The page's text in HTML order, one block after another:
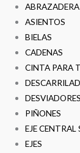
ASIENTOS
BIELAS
CADENAS
CINTA PARA
DESVIADORES
PIÑONES
EJE CENTRAL
EJES